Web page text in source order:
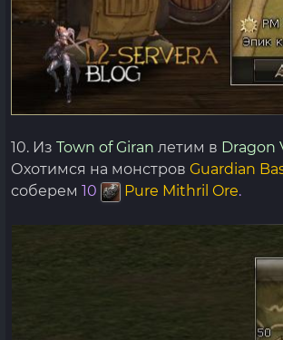
10. Из Town of Giran летим в Dragon
Охотимся на монстров Guardian
соберем 10 Pure Mithril Ore.